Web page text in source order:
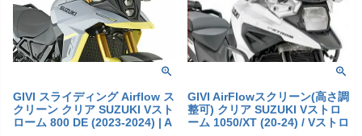
GIVI スライディング Airflow ス
クリーン クリア SUZUKI Vスト
ローム 800 DE (2023-2024) | A
GIVI AirFlowスクリーン(高さ調
整可) クリア SUZUKI Vストロ
ーム 1050/XT (20-24) / Vストロ